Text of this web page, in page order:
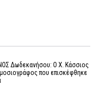
Δωδεκανήσου: Ο Χ. Κάσσιος
που επισκέφθηκε